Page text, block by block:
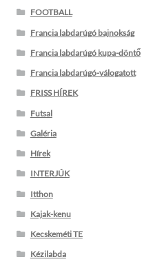
FOOTBALL
Francia labdarúgó bajnokság
Francia labdarúgó kupa-döntő
Francia labdarúgó-válogatott
FRISS HÍREK
Futsal
Galéria
Hírek
INTERJÚK
Itthon
Kajak-kenu
Kecskeméti TE
Kézilabda